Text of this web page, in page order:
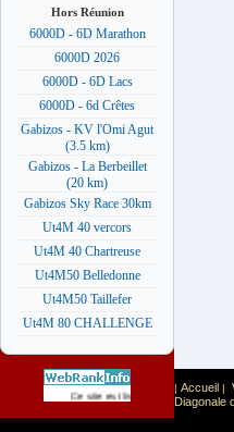
Hors Réunion
6000D - 6D Marathon
6000D 2026
6000D - 6D Lacs
6000D - 6d Crêtes
Gabizos - KV l'Omi Agut
(3.5 km)
Gabizos - La Berbeillet
(20 km)
Gabizos Sky Race 30km
Ut4M 40 vercors
Ut4M 40 Chartreuse
Ut4M50 Belledonne
Ut4M50 Taillefer
Ut4M 80 CHALLENGE
Ce site est list� dans la cat�gorie
| Accueil |
Diagonale